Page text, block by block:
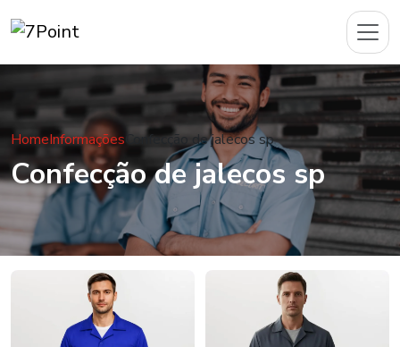
HomeInformações Confecção de jalecos sp
Confecção de jalecos sp